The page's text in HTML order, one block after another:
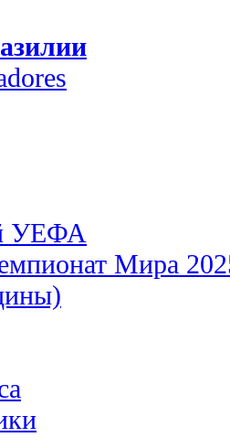
УЕФА
Мира